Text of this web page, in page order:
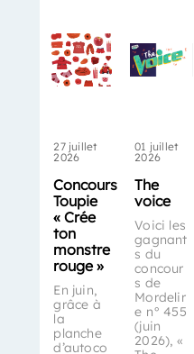
27 juillet
2026
Concours
Toupie
« Crée
ton
monstre
rouge »
En juin,
grâce à
la
planche
d’autoco
01 juillet
2026
The
voice
Voici les
gagnant
s du
concour
s de
Mordelir
e n° 455
(juin
2026), «